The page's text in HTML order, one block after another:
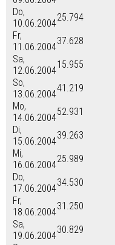
Do,
10.06.2004
25.794
Fr,
11.06.2004
37.628
Sa,
12.06.2004
15.955
So,
13.06.2004
41.219
Mo,
14.06.2004
52.931
Di,
15.06.2004
39.263
Mi,
16.06.2004
25.989
Do,
17.06.2004
34.530
Fr,
18.06.2004
31.250
Sa,
19.06.2004
30.829